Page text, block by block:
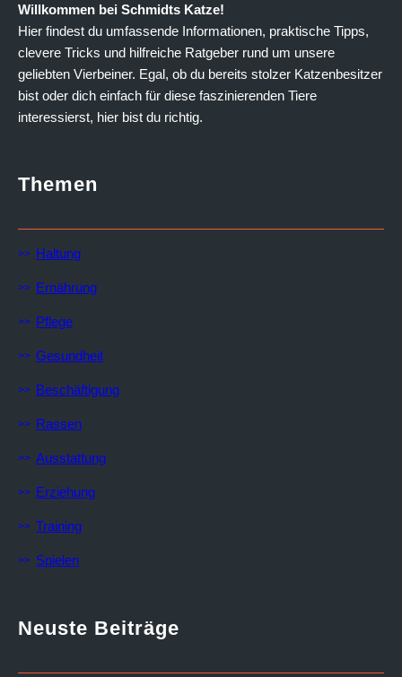
Willkommen bei Schmidts Katze!
Hier findest du umfassende Informationen, praktische Tipps,
clevere Tricks und hilfreiche Ratgeber rund um unsere
geliebten Vierbeiner. Egal, ob du bereits stolzer Katzenbesitzer
bist oder dich einfach für diese faszinierenden Tiere
interessierst, hier bist du richtig.
Themen
Haltung
Ernährung
Pflege
Gesundheit
Beschäftigung
Rassen
Ausstattung
Erziehung
Training
Spielen
Neuste Beiträge